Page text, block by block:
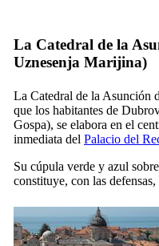
La Catedral de la
Uznesenja Marijina)
La Catedral de la Asunción
que los habitantes de
Gospa), se elabora en el
inmediata del Palacio del
Su cúpula verde y azul
constituye, con las